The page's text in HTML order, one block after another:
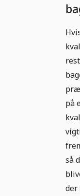
på
så
der